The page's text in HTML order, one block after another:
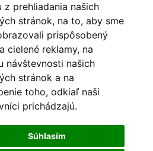
z prehliadania našich
stránok, na to, aby sme
prispôsobený
cielené reklamy, na
návštevnosti našich
stránok a na
toho, odkiaľ naši
prichádzajú.
Súhlasím
zaoberajúca sa dovozom a
dizajnového aj štýlového
a dekorácií.
republika
12 Loděnice u Berouna
Slovensko
02 Závažná Poruba